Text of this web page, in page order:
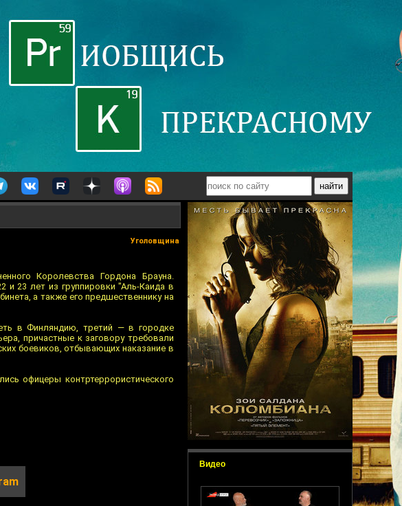
Видео
Уголовщина
Королевства Гордона Брауна.
и 23 лет из группировки "Аль-Каида в
а также его предшественнику на
в Финляндию, третий — в городке
причастные к заговору требовали
боевиков, отбывающих наказание в
офицеры контртеррористического